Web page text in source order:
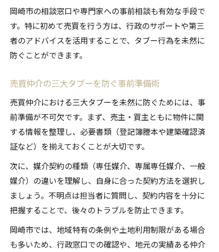
岡崎市の相談窓口や専門家への事前相談も有効な手段で
す。特に初めて売買を行う方は、行政のサポートや第三
者のアドバイスを活用することで、タブー行為を未然に
防ぐことができます。
売買仲介の三大タブーを防ぐ事前準備術
売買仲介における三大タブーを未然に防ぐためには、事
前準備が不可欠です。まず、売主・買主ともに物件に関
する情報を整理し、必要書類（登記簿謄本や建築確認済
証など）を揃えておくことが大切です。
次に、媒介契約の種類（専任媒介、専属専任媒介、一般
媒介）の違いを理解し、自身に合った契約方法を選択し
ましょう。不明点は担当者に質問し、契約内容を十分に
把握することで、後々のトラブルを防止できます。
岡崎市では、地域特有の条例や土地利用制限がある場合
も多いため、行政窓口での確認や、地元の実績ある仲介